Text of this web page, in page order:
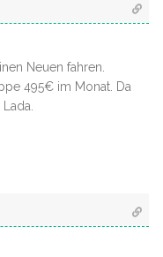
Neuen fahren.
495€ im Monat. Da